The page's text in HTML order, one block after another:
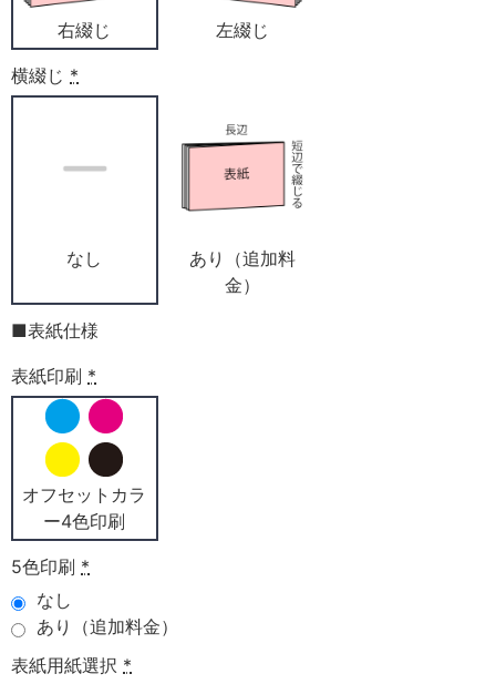
右綴じ 左綴じ
横綴じ *
なし
あり（追加料
金）
■表紙仕様
表紙印刷 *
オフセットカラ
ー4色印刷
5色印刷 *
なし
あり（追加料金）
表紙用紙選択 *